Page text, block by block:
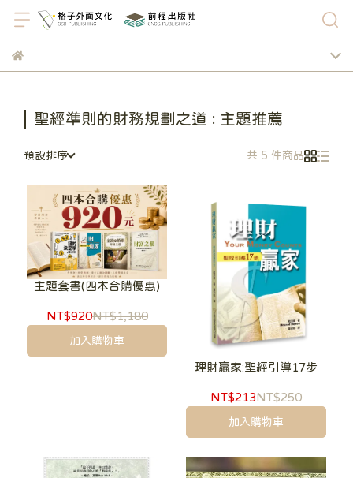
聖經準則的財務規劃之道 : 主題推薦
預設排序 共 5 件商品
主題套書(四本合購優惠)
NT$920NT$1,180
加入購物車
理財贏家:聖經引導17步
NT$213NT$250
加入購物車